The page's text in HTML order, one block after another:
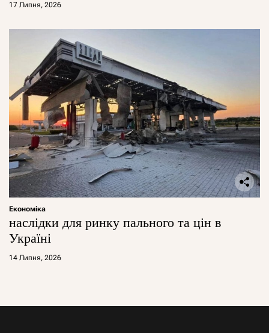
17 Липня, 2026
Економіка
наслідки для ринку пального та цін в
Україні
14 Липня, 2026